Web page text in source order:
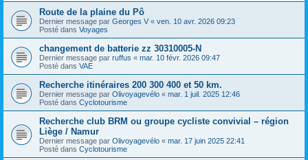
Route de la plaine du Pô
Dernier message par Georges V « ven. 10 avr. 2026 09:23
Posté dans Voyages
changement de batterie zz 30310005-N
Dernier message par ruffus « mar. 10 févr. 2026 09:47
Posté dans VAE
Recherche itinéraires 200 300 400 et 50 km.
Dernier message par Olivoyagevélo « mar. 1 juil. 2025 12:46
Posté dans Cyclotourisme
Recherche club BRM ou groupe cycliste convivial – région
Liège / Namur
Dernier message par Olivoyagevélo « mar. 17 juin 2025 22:41
Posté dans Cyclotourisme